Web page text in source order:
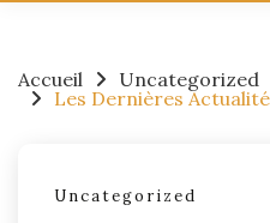
Accueil
Uncategorized
Les Dernières
Uncategorized